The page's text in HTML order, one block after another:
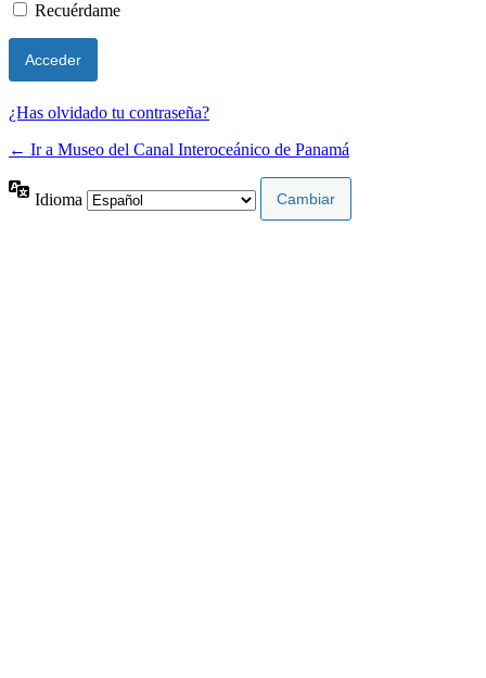
Recuérdame
¿Has olvidado tu contraseña?
← Ir a Museo del Canal Interoceánico de Panamá
Idioma